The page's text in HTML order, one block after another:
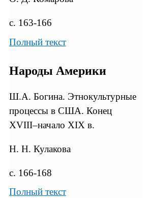
с. 163-166
Полный текст
Народы Америки
Ш.А. Богина. Этнокультурные
процессы в США. Конец
XVIII–начало XIX в.
Н. Н. Кулакова
с. 166-168
Полный текст